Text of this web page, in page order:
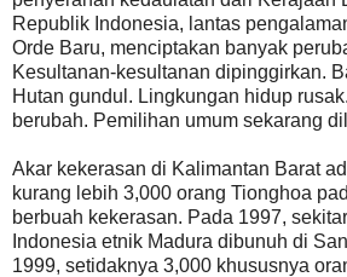
Republik Indonesia, lantas
Orde Baru, menciptakan banyak
Kesultanan-kesultanan dipinggirkan.
Hutan gundul. Lingkungan hidup
berubah. Pemilihan umum sekarang
Akar kekerasan di Kalimantan Barat
kurang lebih 3,000 orang Tionghoa
berbuah kekerasan. Pada 1997,
Indonesia etnik Madura dibunuh di
1999, setidaknya 3,000 khususnya